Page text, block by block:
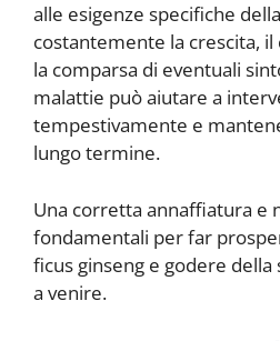
alle esigenze specifiche
costantemente la crescita,
la comparsa di eventuali
malattie può aiutare a
tempestivamente e
lungo termine.
Una corretta annaffiatura e
fondamentali per far
ficus ginseng e godere della
a venire.